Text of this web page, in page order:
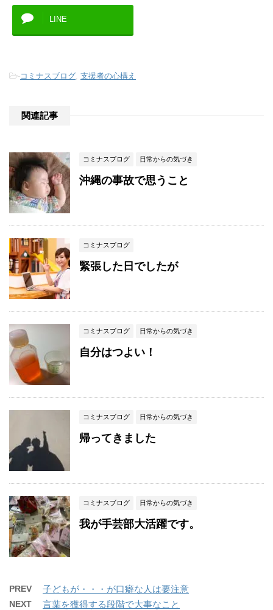
LINE
-コミナスブログ 支援者の心構え
関連記事
コミナスブログ 日常からの気づき
沖縄の事故で思うこと
コミナスブログ
緊張した日でしたが
コミナスブログ 日常からの気づき
自分はつよい！
コミナスブログ 日常からの気づき
帰ってきました
コミナスブログ 日常からの気づき
我が手芸部大活躍です。
PREV 子どもが・・・が口癖な人は要注意
NEXT 言葉を獲得する段階で大事なこと